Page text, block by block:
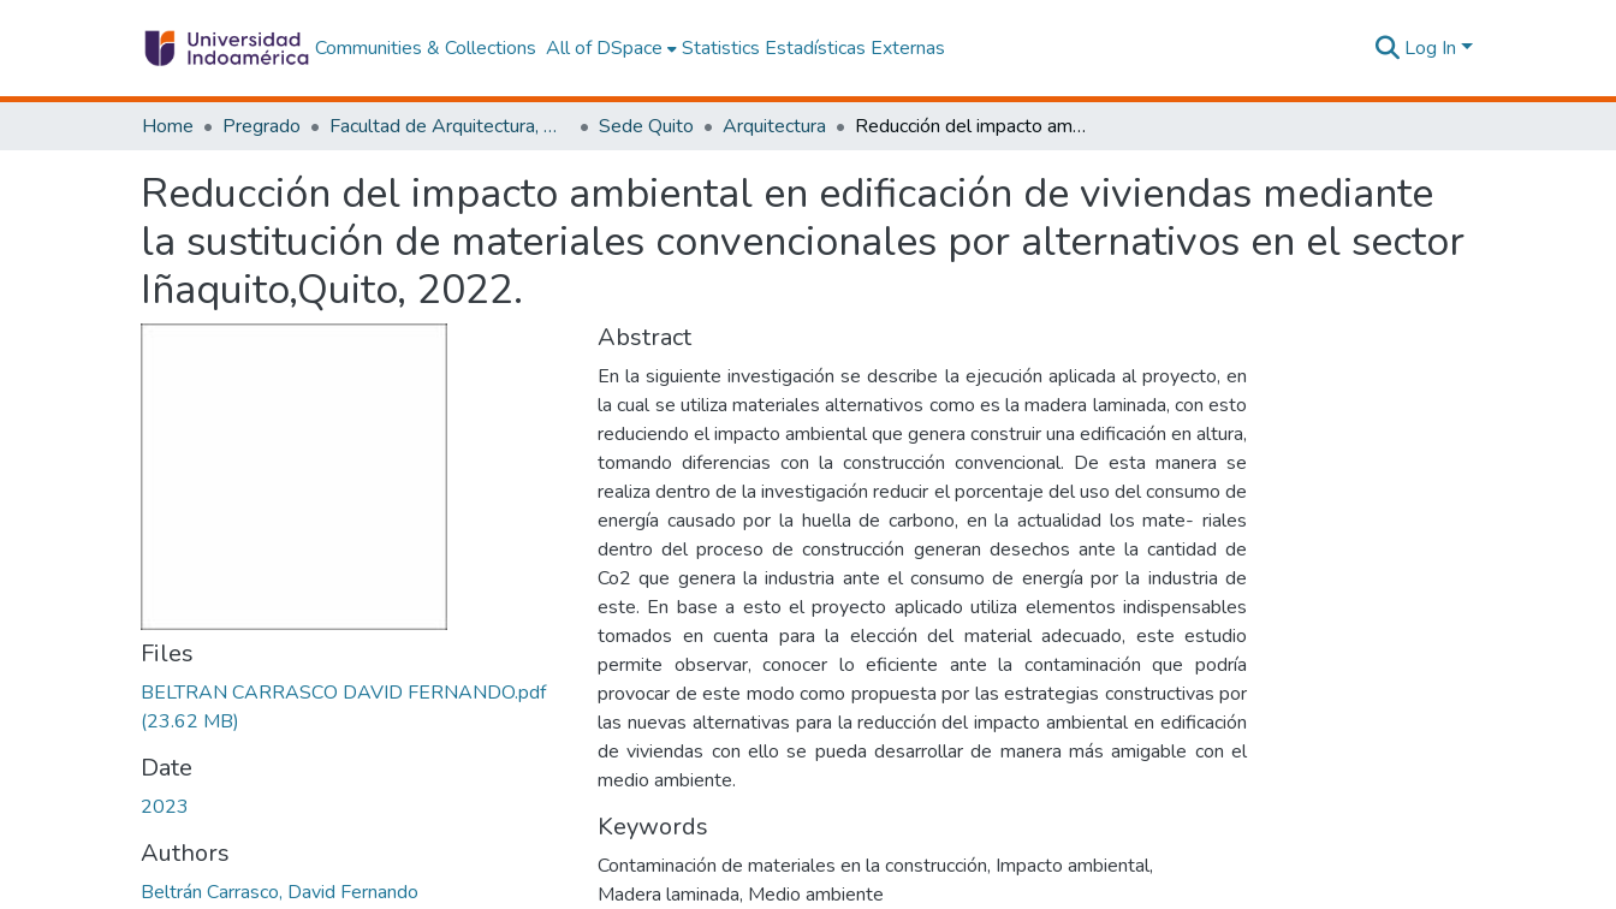
Communities & Collections All of DSpace Statistics Estadísticas Externas Log In
Home Pregrado Facultad de Arquitectura, Artes y Diseño Sede Quito Arquitectura Reducción del impacto ambiental en edificación de viviendas mediante la sustitución de materiales convencionales por alternativos en el sector Iñaquito,Quito, 2022.
Reducción del impacto ambiental en edificación de viviendas mediante
la sustitución de materiales convencionales por alternativos en el sector
Iñaquito,Quito, 2022.
Files
BELTRAN CARRASCO DAVID FERNANDO.pdf
(23.62 MB)
Date
2023
Authors
Beltrán Carrasco, David Fernando
Abstract
En la siguiente investigación se describe la ejecución aplicada al proyecto, en
la cual se utiliza materiales alternativos como es la madera laminada, con esto
reduciendo el impacto ambiental que genera construir una edificación en altura,
tomando diferencias con la construcción convencional. De esta manera se
realiza dentro de la investigación reducir el porcentaje del uso del consumo de
energía causado por la huella de carbono, en la actualidad los mate- riales
dentro del proceso de construcción generan desechos ante la cantidad de
Co2 que genera la industria ante el consumo de energía por la industria de
este. En base a esto el proyecto aplicado utiliza elementos indispensables
tomados en cuenta para la elección del material adecuado, este estudio
permite observar, conocer lo eficiente ante la contaminación que podría
provocar de este modo como propuesta por las estrategias constructivas por
las nuevas alternativas para la reducción del impacto ambiental en edificación
de viviendas con ello se pueda desarrollar de manera más amigable con el
medio ambiente.
Keywords
Contaminación de materiales en la construcción, Impacto ambiental,
Madera laminada, Medio ambiente